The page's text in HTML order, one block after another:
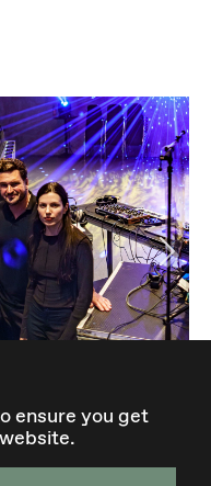
ensure you get
in Berlin